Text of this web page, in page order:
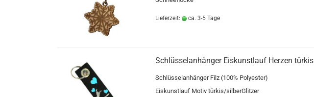
Lieferzeit: ca. 3-5 Tage
Schlüsselanhänger Eiskunstlauf Herzen türkis
Schlüsselanhänger Filz (100% Polyester)
Eiskunstlauf Motiv türkis/silberGlitzer